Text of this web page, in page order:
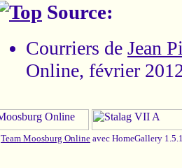
Source:
Courriers de Jean
Online, février
Team Moosburg Online avec HomeGallery